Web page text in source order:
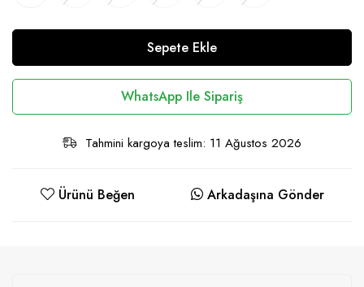
Sepete Ekle
WhatsApp Ile Sipariş
Tahmini kargoya teslim: 11 Ağustos 2026
Ürünü Beğen Arkadaşına Gönder